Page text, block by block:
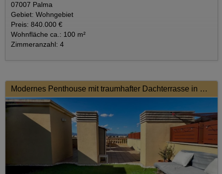
07007 Palma
Gebiet: Wohngebiet
Preis: 840.000 €
Wohnfläche ca.: 100 m²
Zimmeranzahl: 4
Modernes Penthouse mit traumhafter Dachterrasse in Palma